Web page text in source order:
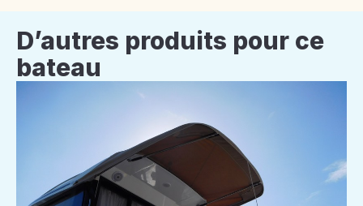
D’autres produits pour ce
bateau